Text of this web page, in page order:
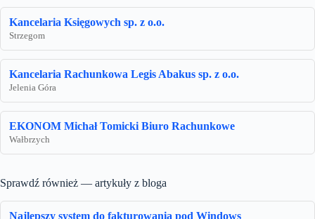
Kancelaria Księgowych sp. z o.o.
Strzegom
Kancelaria Rachunkowa Legis Abakus sp. z o.o.
Jelenia Góra
EKONOM Michał Tomicki Biuro Rachunkowe
Wałbrzych
Sprawdź również — artykuły z bloga
Najlepszy system do fakturowania pod Windows